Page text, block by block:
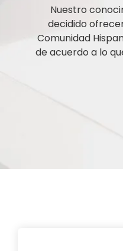
Nuestro
decidido
Comunidad
de acuerdo a lo